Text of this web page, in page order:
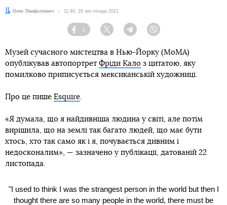
Автор:
Олег Панфілович Дата:
11:46, 26 листопада 2021
Facebook
1
Twitter TelegramViber
Музей сучасного мистецтва в Нью-Йорку (MoMA)
опублікував автопортрет Фріди Кало з цитатою, яку
помилково приписується мексиканській художниці.
Про це пише Esquire.
«Я думала, що я найдивніша людина у світі, але потім
вирішила, що на землі так багато людей, що має бути
хтось, хто так само як і я, почувається дивним і
недосконалим», — зазначено у публікації, датованій 22
листопада.
"I used to think I was the strangest person in the world but then I
thought there are so many people in the world, there must be